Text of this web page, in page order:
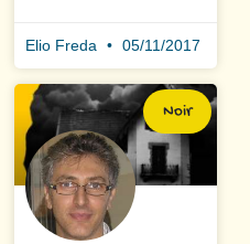
Elio Freda 05/11/2017
Noir